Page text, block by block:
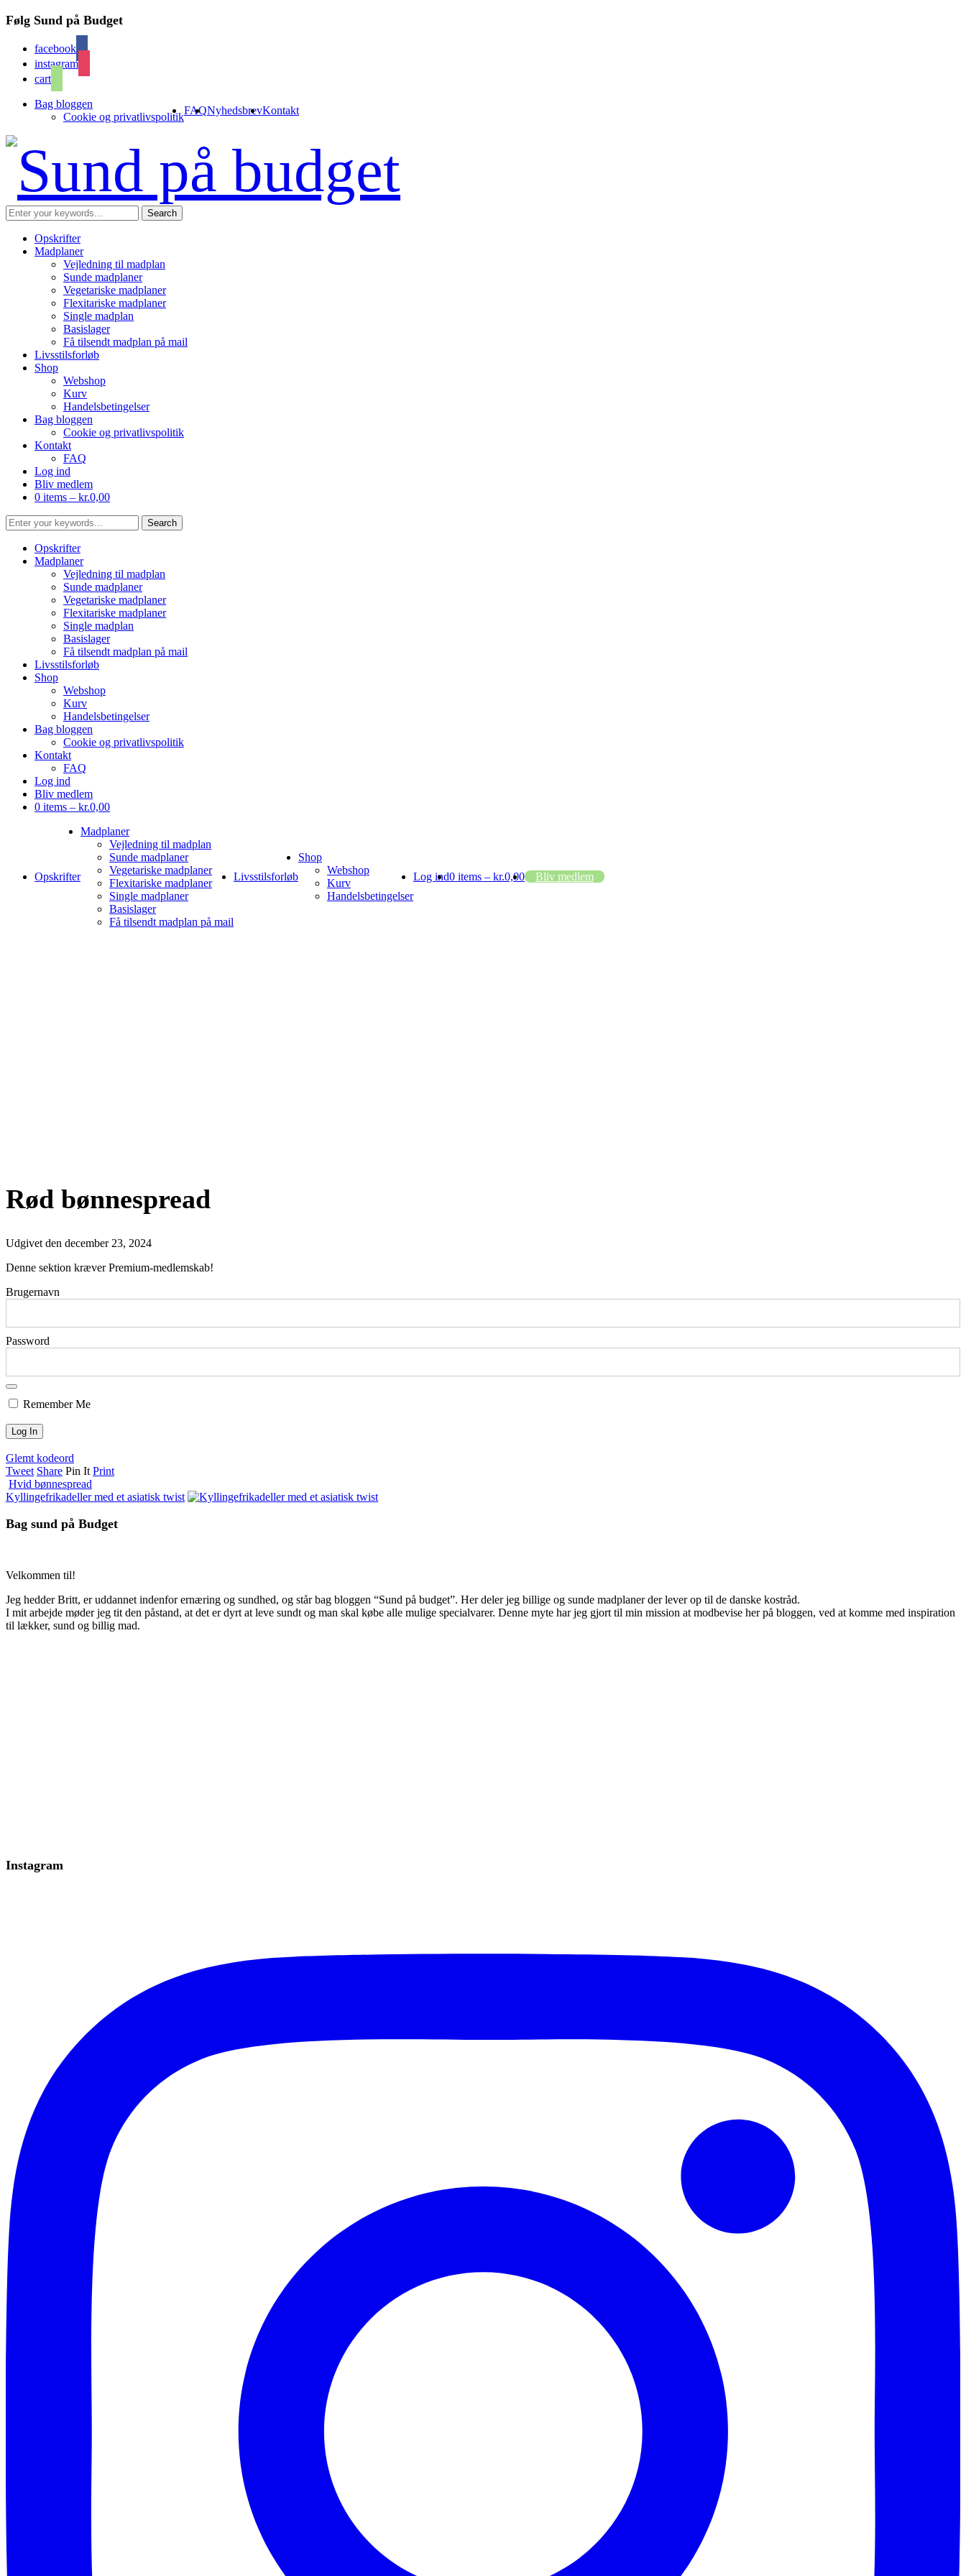
Følg Sund på Budget
facebook
instagram
cart
Bag bloggen
Cookie og privatlivspolitik
FAQNyhedsbrevKontakt
Opskrifter
Madplaner
Vejledning til madplan
Sunde madplaner
Vegetariske madplaner
Flexitariske madplaner
Single madplan
Basislager
Få tilsendt madplan på mail
Livsstilsforløb
Shop
Webshop
Kurv
Handelsbetingelser
Bag bloggen
Cookie og privatlivspolitik
Kontakt
FAQ
Log ind
Bliv medlem
0 items – kr.0,00
Opskrifter
Madplaner
Vejledning til madplan
Sunde madplaner
Vegetariske madplaner
Flexitariske madplaner
Single madplan
Basislager
Få tilsendt madplan på mail
Livsstilsforløb
Shop
Webshop
Kurv
Handelsbetingelser
Bag bloggen
Cookie og privatlivspolitik
Kontakt
FAQ
Log ind
Bliv medlem
0 items – kr.0,00
Opskrifter
Madplaner
Vejledning til madplan
Sunde madplaner
Vegetariske madplaner
Flexitariske madplaner
Single madplaner
Basislager
Få tilsendt madplan på mail
Livsstilsforløb
Shop
Webshop
Kurv
Handelsbetingelser
Log ind Bliv medlem
0 items – kr.0,00
Rød bønnespread
Udgivet den december 23, 2024
Denne sektion kræver Premium-medlemskab!
Brugernavn
Password
Remember Me
Glemt kodeord
Tweet Share Pin It Print
Hvid bønnespread
Kyllingefrikadeller med et asiatisk twist
Bag sund på Budget
Velkommen til!
Jeg hedder Britt, er uddannet indenfor ernæring og sundhed, og står bag bloggen “Sund på budget”. Her deler jeg billige og sunde madplaner der lever op til de danske kostråd.
I mit arbejde møder jeg tit den påstand, at det er dyrt at leve sundt og man skal købe alle mulige specialvarer. Denne myte har jeg gjort til min mission at modbevise her på bloggen, ved at komme med inspiration
til lækker, sund og billig mad.
Instagram